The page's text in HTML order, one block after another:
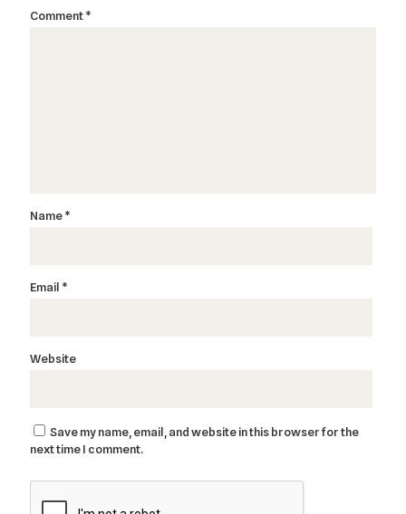
Comment*
Name*
Email *
Website
Save my name, email, and website in this browser for the
next time I comment.